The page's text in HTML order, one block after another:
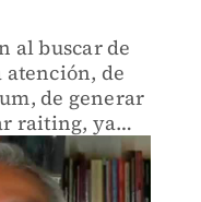
al buscar de
atención, de
de generar
raiting, ya
Jairo